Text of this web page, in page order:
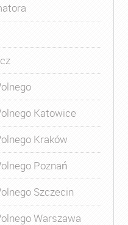
Katowice
Kraków
Poznań
Szczecin
Warszawa